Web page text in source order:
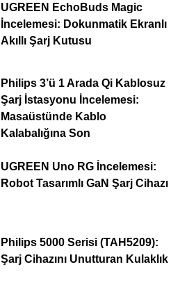
UGREEN EchoBuds Magic
İncelemesi: Dokunmatik Ekranlı
Akıllı Şarj Kutusu
Philips 3’ü 1 Arada Qi Kablosuz
Şarj İstasyonu İncelemesi:
Masaüstünde Kablo
Kalabalığına Son
UGREEN Uno RG İncelemesi:
Robot Tasarımlı GaN Şarj Cihazı
Philips 5000 Serisi (TAH5209):
Şarj Cihazını Unutturan Kulaklık